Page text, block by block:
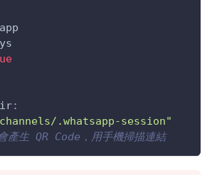
:
.whatsapp-session"
產生 QR Code，用手機掃描連結